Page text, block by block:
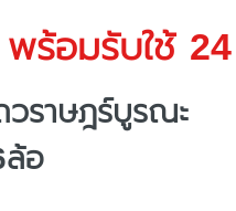
ร้อมรับใช้
ราษฎร์บูรณะ
อ